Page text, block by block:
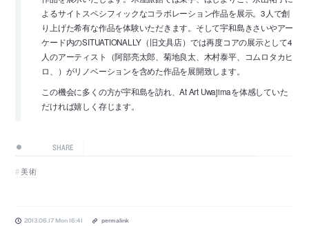
よるサイトスペシフィックなコラボレーション作品を展示。3人で創
り上げた希有な作品を体験いただきます。そして宇和島きさいやアー
ケード内のSITUATIONALLY（旧文具店）では再度コアの展示として4
人のアーティスト（阿部亮太郎、菊地良太、木村泰平、コムロタカヒ
ロ、）がリノベーションを含めた作品を展開致します。
この機会に多くの方が宇和島を訪れ、At Art Uwajimaを体感していた
だければ嬉しく存じます。
SHARE
美術
2013.06.17 Mon 16:41 permalink